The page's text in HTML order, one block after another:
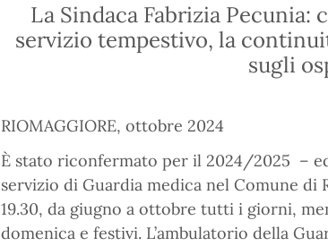
La Sindaca Fabrizia
servizio tempestivo, la
sugli
RIOMAGGIORE, ottobre 2024
È stato riconfermato per il 2024/2025 –
servizio di Guardia medica nel Comune di
19.30, da giugno a ottobre tutti i giorni,
domenica e festivi. L’ambulatorio della